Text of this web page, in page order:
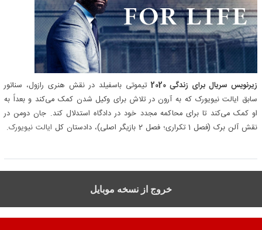
زیرنویس سریال برای زندگی 2020
تیموتی باسفیلد در نقش هنری رازول، سناتور
سابق ایالت نیویورک که به آرون در تلاش برای وکیل شدن کمک می‌کند و بعداً به
او کمک می‌کند تا برای محاکمه مجدد خود در دادگاه استدلال کند. جان دومن در
نقش آلن برک (فصل 1 تکراری؛ فصل 2 بازیگر اصلی)، دادستان کل
ایالت نیویورک.
خروج از نسخه موبایل